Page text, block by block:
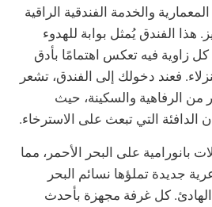
والخدمة الفندقية الراقية
هذا الفندق يُمثل بوابة للهدوء
زاوية فيه تعكس اهتمامًا بأدق
فعند دخولك إلى الفندق، تشعر
من الرفاهية والسكينة، حيث
الدافئة التي تبعث على الاسترخاء.
بانورامية على البحر الأحمر، مما
جديدة تملؤها نسائم البحر
كل غرفة مجهزة بأحدث